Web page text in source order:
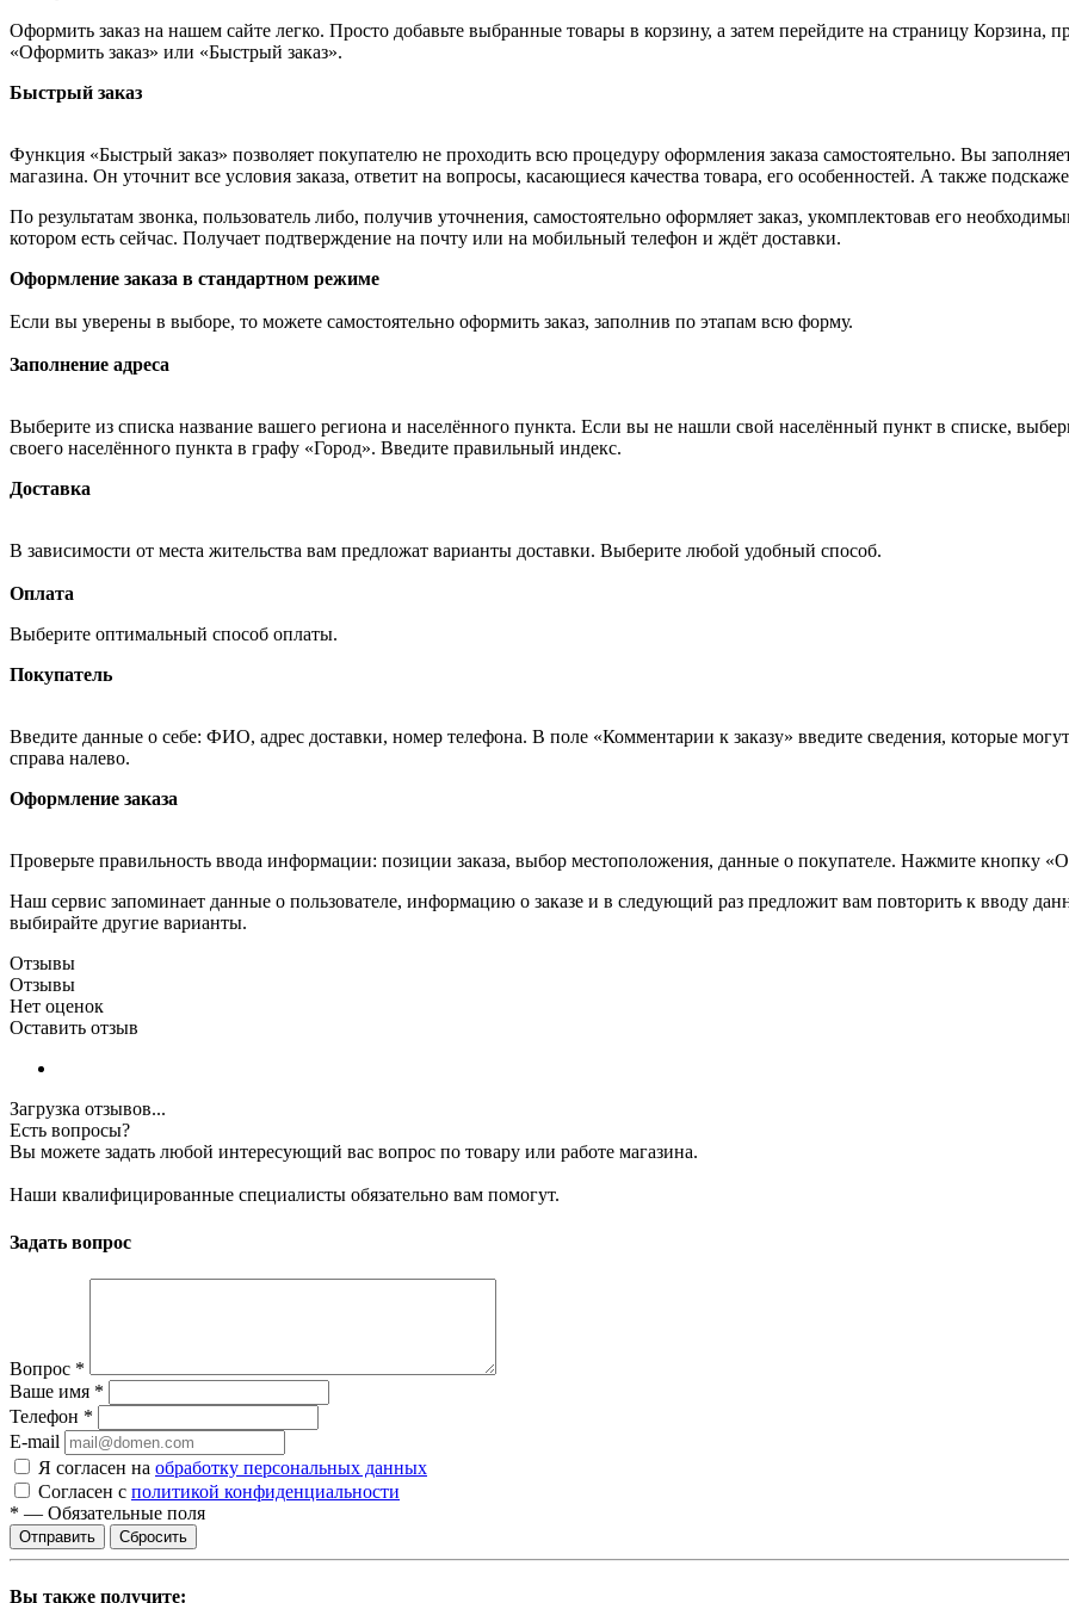
Оформить заказ на нашем сайте легко. Просто добавьте выбранные товары в корзину, а затем перейдите на страницу Корзина,
«Оформить заказ» или «Быстрый заказ».
Быстрый заказ
Функция «Быстрый заказ» позволяет покупателю не проходить всю процедуру оформления заказа самостоятельно. Вы
магазина. Он уточнит все условия заказа, ответит на вопросы, касающиеся качества товара, его особенностей. А также
По результатам звонка, пользователь либо, получив уточнения, самостоятельно оформляет заказ, укомплектовав его
котором есть сейчас. Получает подтверждение на почту или на мобильный телефон и ждёт доставки.
Оформление заказа в стандартном режиме
Если вы уверены в выборе, то можете самостоятельно оформить заказ, заполнив по этапам всю форму.
Заполнение адреса
Выберите из списка название вашего региона и населённого пункта. Если вы не нашли свой населённый пункт в списке,
своего населённого пункта в графу «Город». Введите правильный индекс.
Доставка
В зависимости от места жительства вам предложат варианты доставки. Выберите любой удобный способ.
Оплата
Выберите оптимальный способ оплаты.
Покупатель
Введите данные о себе: ФИО, адрес доставки, номер телефона. В поле «Комментарии к заказу» введите сведения, которые
справа налево.
Оформление заказа
Проверьте правильность ввода информации: позиции заказа, выбор местоположения, данные о покупателе. Нажмите кнопку
Наш сервис запоминает данные о пользователе, информацию о заказе и в следующий раз предложит вам повторить к вводу
выбирайте другие варианты.
Отзывы
Отзывы
Нет оценок
Оставить отзыв
Загрузка отзывов...
Есть вопросы?
Вы можете задать любой интересующий вас вопрос по товару или работе магазина.
Наши квалифицированные специалисты обязательно вам помогут.
Задать вопрос
Вопрос *
Ваше имя *
Телефон *
E-mail
Я согласен на обработку персональных данных
Согласен с политикой конфиденциальности
* — Обязательные поля
Сбросить
Вы также получите: